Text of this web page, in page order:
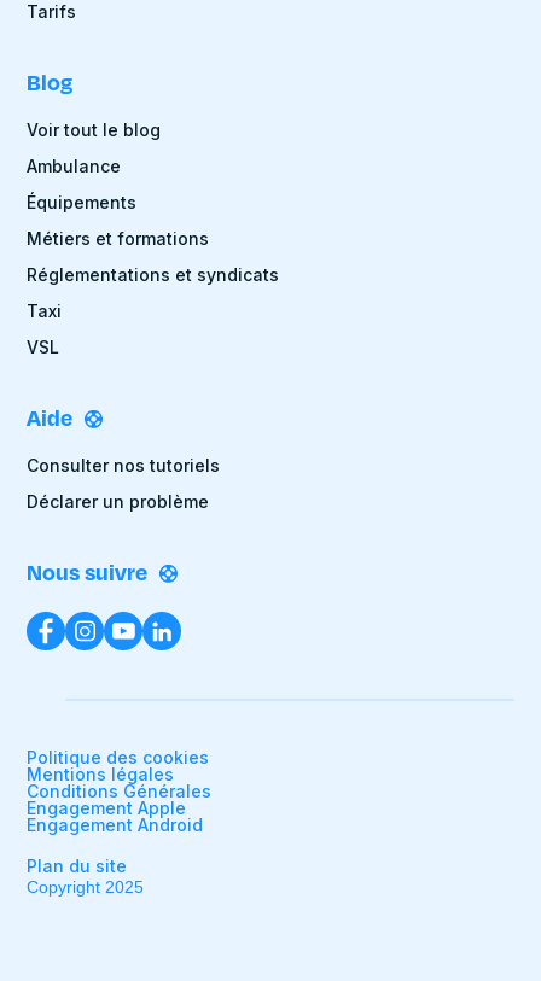
Tarifs
Blog
Voir tout le blog
Ambulance
Équipements
Métiers et formations
Réglementations et syndicats
Taxi
VSL
Aide
Consulter nos tutoriels
Déclarer un problème
Nous suivre
Politique des cookies
Mentions légales
Conditions Générales
Engagement Apple
Engagement Android
Plan du site
Copyright 2025